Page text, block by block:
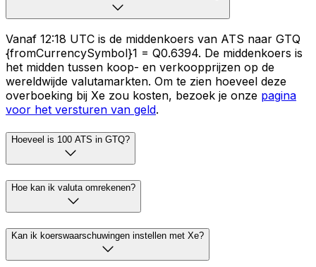
Vanaf 12:18 UTC is de middenkoers van ATS naar GTQ
{fromCurrencySymbol}1 = Q0.6394. De middenkoers is
het midden tussen koop- en verkoopprijzen op de
wereldwijde valutamarkten. Om te zien hoeveel deze
overboeking bij Xe zou kosten, bezoek je onze pagina
voor het versturen van geld.
Hoeveel is 100 ATS in GTQ?
Hoe kan ik valuta omrekenen?
Kan ik koerswaarschuwingen instellen met Xe?